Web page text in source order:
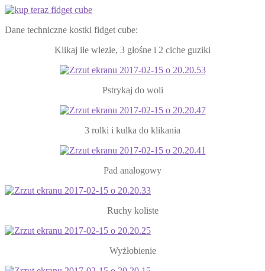
Dane techniczne kostki fidget cube:
Klikaj ile wlezie, 3 głośne i 2 ciche guziki
Pstrykaj do woli
3 rolki i kulka do klikania
Pad analogowy
Ruchy koliste
Wyżłobienie